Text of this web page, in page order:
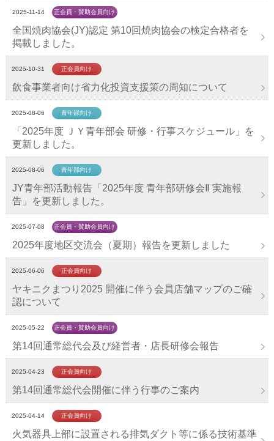
2025-11-14 正会員・賛助会員向け
全国焼肉協会(JY)認定 第10回焼肉協会の検定合格者を
掲載しました。
2025-10-31 正会員向け
飲食事業者向け省力化投資支援策の周知について
2025-08-06 青年部向け
「2025年度 ＪＹ青年部会 研修・行事スケジュール」を
更新しました。
2025-08-06 青年部向け
JY青年部活動報告「2025年度 青年部研修会Ⅱ 実施報
告」を更新しました。
2025-07-08 正会員・賛助会員向け
2025年度地区交流会（夏期）報告を更新しました
2025-06-06 正会員向け
ヤキニクまつり2025 開催に伴う会員店舗マップのご確
認について
2025-05-22 正会員・賛助会員向け
第14回通常総代会及び経営者・店長研修会報告
2025-04-23 正会員向け
第14回通常総代会開催に伴う行事のご案内
2025-04-14 正会員向け
火気器具上部に設置される排気ダクト等に係る技術基準